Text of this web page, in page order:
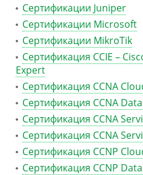
Сертификации Juniper
Сертификации Microsoft
Сертификации MikroTik
Сертификация CCIE –
Expert
Сертификация CCNA
Сертификация CCNA
Сертификация CCNA
Сертификация CCNA
Сертификация CCNP
Сертификация CCNP